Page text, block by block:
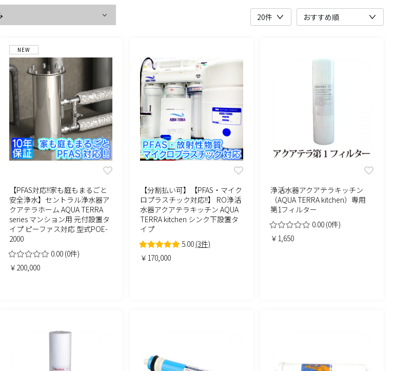
NEW
【PFAS対応!!家も庭もまるごと
安全浄水】セントラル浄水器ア
クアテラホーム AQUA TERRA
series マンション用 元付設置タ
イプ ピーファス対応 型式POE-
2000
0.00 (0件)
￥200,000
【分割払い可】【PFAS・マイク
ロプラスチック対応!!】 RO浄活
水器アクアテラキッチン AQUA
TERRA kitchen シンク下設置タ
イプ
5.00 (3件)
￥170,000
浄活水器アクアテラキッチン
（AQUA TERRA kitchen）専用
第1フィルター
0.00 (0件)
￥1,650